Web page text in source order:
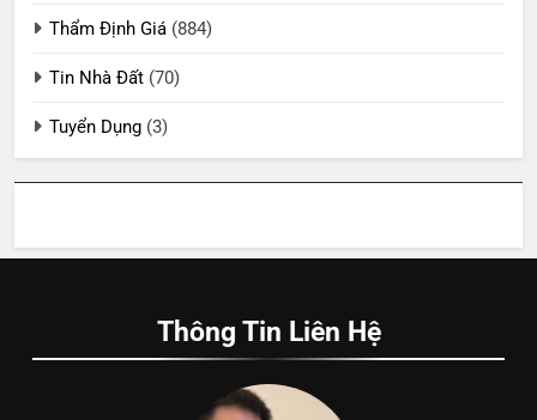
Thẩm Định Giá (884)
Tin Nhà Đất (70)
Tuyển Dụng (3)
Thông Tin Liên Hệ